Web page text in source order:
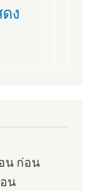
ง
น ก่อน
น